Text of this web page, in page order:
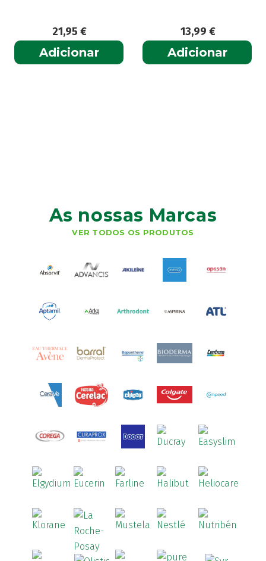
21,95€
Adicionar
13,99€
Adicionar
As nossas Marcas
VER TODOS OS PRODUTOS